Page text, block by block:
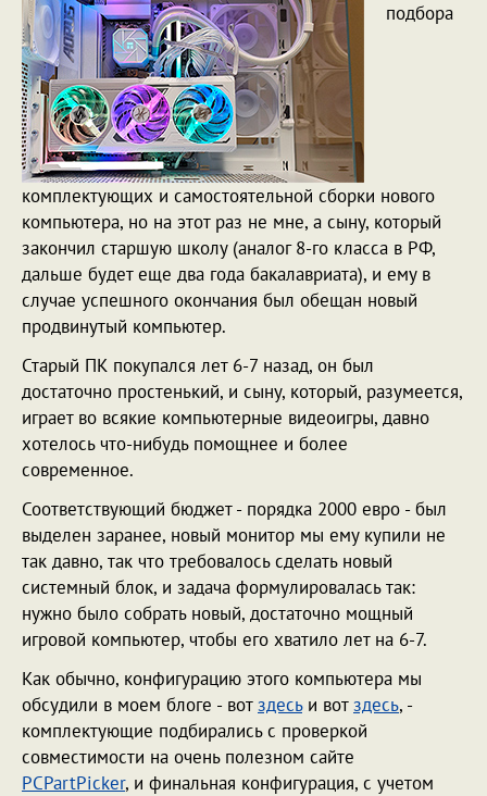
подбора
комплектующих и самостоятельной сборки нового
компьютера, но на этот раз не мне, а сыну, который
закончил старшую школу (аналог 8-го класса в РФ,
дальше будет еще два года бакалавриата), и ему в
случае успешного окончания был обещан новый
продвинутый компьютер.
Старый ПК покупался лет 6-7 назад, он был
достаточно простенький, и сыну, который, разумеется,
играет во всякие компьютерные видеоигры, давно
хотелось что-нибудь помощнее и более
современное.
Соответствующий бюджет - порядка 2000 евро - был
выделен заранее, новый монитор мы ему купили не
так давно, так что требовалось сделать новый
системный блок, и задача формулировалась так:
нужно было собрать новый, достаточно мощный
игровой компьютер, чтобы его хватило лет на 6-7.
Как обычно, конфигурацию этого компьютера мы
обсудили в моем блоге - вотздесьи вотздесь, -
комплектующие подбирались с проверкой
совместимости на очень полезном сайте
PCPartPicker, и финальная конфигурация, с учетом